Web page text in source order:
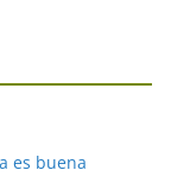
es buena